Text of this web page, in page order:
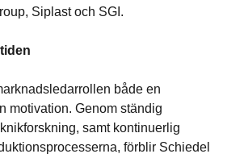
Siplast och SGI.
både en
motivation. Genom ständig
samt kontinuerlig
förblir Schiedel